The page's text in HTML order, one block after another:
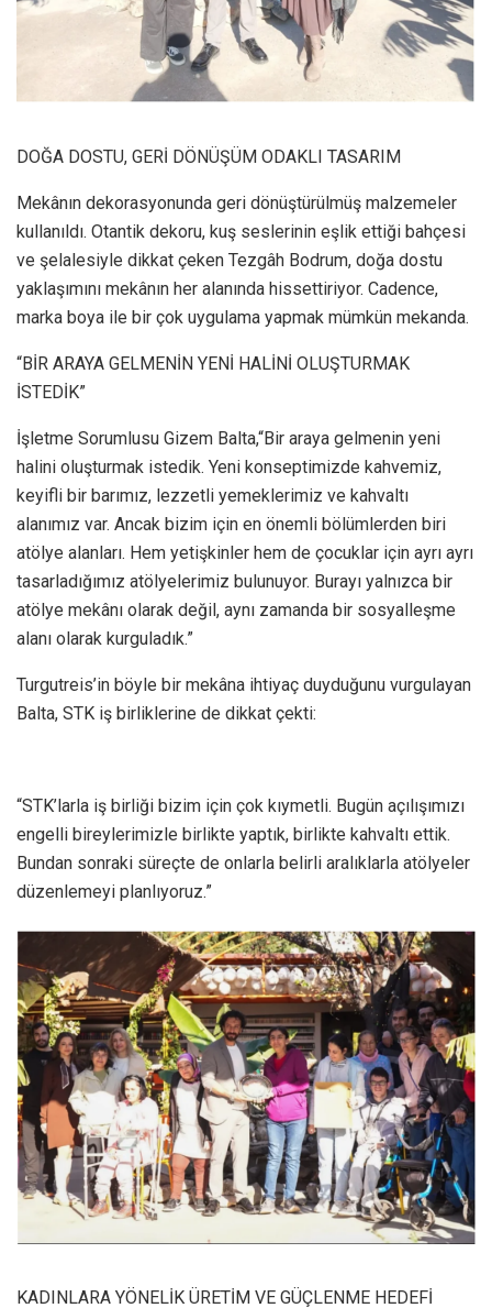
DOĞA DOSTU, GERİ DÖNÜŞÜM ODAKLI TASARIM
Mekânın dekorasyonunda geri dönüştürülmüş malzemeler
kullanıldı. Otantik dekoru, kuş seslerinin eşlik ettiği bahçesi
ve şelalesiyle dikkat çeken Tezgâh Bodrum, doğa dostu
yaklaşımını mekânın her alanında hissettiriyor. Cadence,
marka boya ile bir çok uygulama yapmak mümkün mekanda.
“BİR ARAYA GELMENİN YENİ HALİNİ OLUŞTURMAK
İSTEDİK”
İşletme Sorumlusu Gizem Balta,“Bir araya gelmenin yeni
halini oluşturmak istedik. Yeni konseptimizde kahvemiz,
keyifli bir barımız, lezzetli yemeklerimiz ve kahvaltı
alanımız var. Ancak bizim için en önemli bölümlerden biri
atölye alanları. Hem yetişkinler hem de çocuklar için ayrı ayrı
tasarladığımız atölyelerimiz bulunuyor. Burayı yalnızca bir
atölye mekânı olarak değil, aynı zamanda bir sosyalleşme
alanı olarak kurguladık.”
Turgutreis’in böyle bir mekâna ihtiyaç duyduğunu vurgulayan
Balta, STK iş birliklerine de dikkat çekti:
“STK’larla iş birliği bizim için çok kıymetli. Bugün açılışımızı
engelli bireylerimizle birlikte yaptık, birlikte kahvaltı ettik.
Bundan sonraki süreçte de onlarla belirli aralıklarla atölyeler
düzenlemeyi planlıyoruz.”
KADINLARA YÖNELİK ÜRETİM VE GÜÇLENME HEDEFİ